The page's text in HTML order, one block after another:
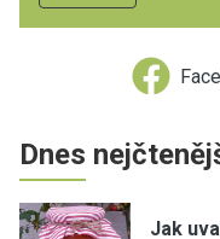
Dnes
Jak